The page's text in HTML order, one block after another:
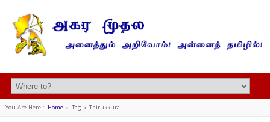
You Are Here : Home» Tag » Thirukkural